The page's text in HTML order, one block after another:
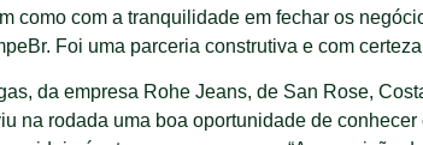
como com a tranquilidade em fechar os
Foi uma parceria construtiva e com
da empresa Rohe Jeans, de San Rose,
na rodada uma boa oportunidade de